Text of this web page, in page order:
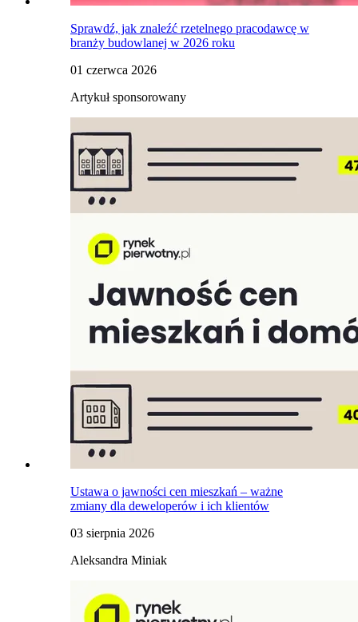
Sprawdź, jak znaleźć rzetelnego pracodawcę w
branży budowlanej w 2026 roku
01 czerwca 2026
Artykuł sponsorowany
Ustawa o jawności cen mieszkań – ważne
zmiany dla deweloperów i ich klientów
03 sierpnia 2026
Aleksandra Miniak